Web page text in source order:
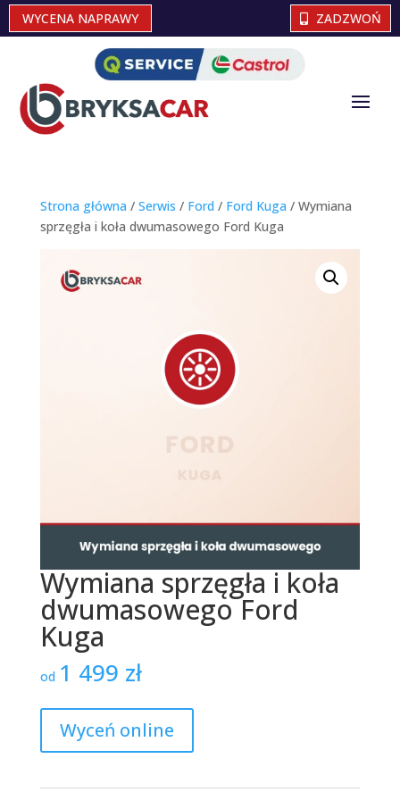
WYCENA NAPRAWY ZADZWOŃ
Strona główna / Serwis / Ford / Ford Kuga / Wymiana
sprzęgła i koła dwumasowego Ford Kuga
Wymiana sprzęgła i koła
dwumasowego Ford
Kuga
od 1 499 zł
Wyceń online